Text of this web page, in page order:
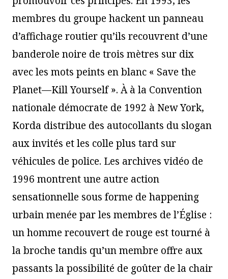
membres du groupe hackent un panneau
d’affichage routier qu’ils recouvrent d’une
banderole noire de trois mètres sur dix
avec les mots peints en blanc « Save the
Planet—Kill Yourself ». À à la Convention
nationale démocrate de 1992 à New York,
Korda distribue des autocollants du slogan
aux invités et les colle plus tard sur
véhicules de police. Les archives vidéo de
1996 montrent une autre action
sensationnelle sous forme de happening
urbain menée par les membres de l’Église :
un homme recouvert de rouge est tourné à
la broche tandis qu’un membre offre aux
passants la possibilité de goûter de la chair